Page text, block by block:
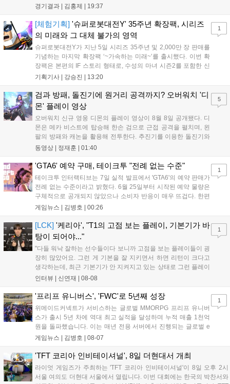
'페인터' 김은후를 투입했지만, 결국 1:2로 패배하고 말았다. T1은
을 빼냈다....
경기결과 | 김홍제 19:37
[체험기획] '슈퍼로봇대전Y' 35주년 확장팩, 시리즈
의 미래와 그 대체 불가의 영역
슈퍼로봇대전Y가 지난 5일 시리즈 35주년 및 2,000만 장 판매를
기념하는 마지막 확장팩 ‘~가속하는 미래~’를 출시했다. 이번 확
장팩은 본편의 IF 스토리 형태로, 수성의 마녀 시즌2를 포함한 신
규 참전작과 크로스오버 합체기를 선보이며 작품을 완결 짓는다.
하는 몰입감 있는 서사와 조합을 구현하며 시리즈의 미래를 향한
새로운 가능성을 제시했다....
기획기사 | 강승진 13:20
1
검과 방패, 돌진기에 원거리 공격까지? 오버워치 '디
몬' 플레이 영상
오버워치 신규 영웅 디몬의 플레이 영상이 8월 8일 공개됐다. 디
몬은 메카 비스트에 탑승해 한손 검으로 근접 공격을 펼치며, 왼
팔의 방패와 캐논을 활용해 전투한다. 추진기를 이용한 돌진기와
참격 형태의 궁극기를 보유했고, 메카 파괴 시 맨몸으로 기관총을
산의 영웅들 업데이트를 통해 정식 출시될 예정이다....
동영상 | 정재훈 01:40
5
'GTA6' 예약 구매, 테이크투 "전례 없는 수준"
테이크투 인터랙티브는 7일 실적 발표에서 'GTA6'의 예약 판매가
전례 없는 수준이라고 밝혔다. 6월 25일부터 시작된 예약 물량은
구체적으로 공개되지 않았으나 소비자 반응이 매우 뜨겁다. 한편
11월 19일 PS5와 Xbox 시리즈 X|S로 정식 출시될 예정이며, 록
상 'Grand Theft Auto VI: An Extended Look'을 최초 공개할 계획
이다....
게임뉴스 | 김병호 00:26
1
[LCK] '케리아', "T1의 고점 보는 플레이, 기본기가 바
탕이 되어야..."
"다들 워낙 잘하는 선수들이다 보니까 고점을 보는 플레이들이 굉
장히 많았어요. 그런 게 기본을 잘 지키면서 하면 리턴이 크다고
생각하는데, 최근 기본기가 안 지켜지고 있는 상태로 그런 플레이
를 추구하다 보니까 팀적으로 안 좋은 사고가 계속 많이 났던 것
LoL 챔피언스 코리아(LCK)'...
인터뷰 | 신연재 08-08
1
'프리프 유니버스', 'FWC'로 5년째 성장
위메이드커넥트가 서비스하는 글로벌 MMORPG 프리프 유니버
스가 출시 5년 차에 역대 최고 실적을 달성하며 누적 매출 1천억
원을 돌파했습니다. 이는 매년 전용 서버에서 진행되는 글로벌 e
스포츠 대회 FWC의 영향이 큽니다. FWC는 이용자가 동일한 조
은 전년 대비 매출과 이용자 지표가 대폭 상승하는 성과를 냈습니
다. 오는 10월 필리핀 마닐라에서 총상금 11만 달러 규모의 제4회
FWC 그랜드 파이널이 개최될 예정이며, 위메이드커넥트는 이를
통해 커뮤니티 중심의 장기 성장 모델을 지속할 방침입니다....
게임뉴스 | 김병호 08-07
1
'TFT 코리아 인비테이셔널', 8일 더현대서 개최
라이엇 게임즈가 주최하는 'TFT 코리아 인비테이셔널'이 8일 오후 2시
서울 여의도 더현대 서울에서 열립니다. 이번 대회에는 한국의 박찬서와